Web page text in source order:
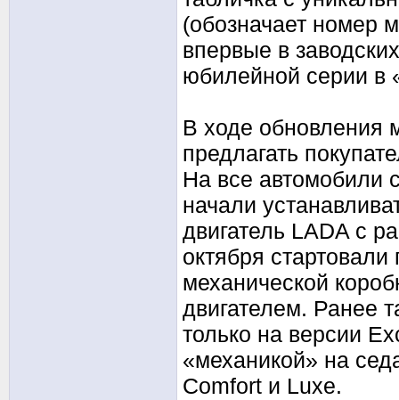
(обозначает номер
впервые в
юбилейной серии в
В ходе обновления
предлагать
На все автомобили
начали
двигатель LADA с
октября
механической
двигателем. Ранее
только на версии
«механикой» на
Comfort и Luxe.